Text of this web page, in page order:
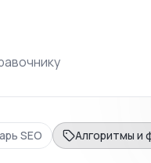
SEO Алгоритмы и